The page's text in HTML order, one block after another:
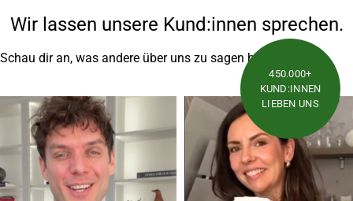
Wir lassen unsere Kund:innen sprechen.
Schau dir an, was andere über uns zu sagen haben
450.000+
KUND:INNEN
LIEBEN UNS